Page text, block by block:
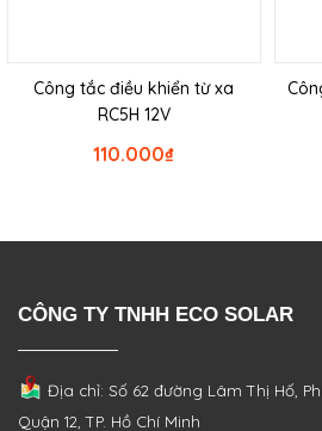
Công tắc điều khiển từ xa
RC5H 12V
₫
110.000
CÔNG TY TNHH ECO SOLAR
Địa chỉ: Số 62 đường Lâm Thị Hố,
Quận 12, TP. Hồ Chí Minh